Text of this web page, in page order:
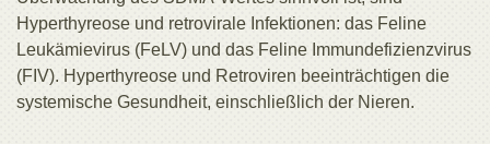
Hyperthyreose und retrovirale Infektionen: das Feline
Leukämievirus (FeLV) und das Feline Immundefizienzvirus
(FIV). Hyperthyreose und Retroviren beeinträchtigen die
systemische Gesundheit, einschließlich der Nieren.